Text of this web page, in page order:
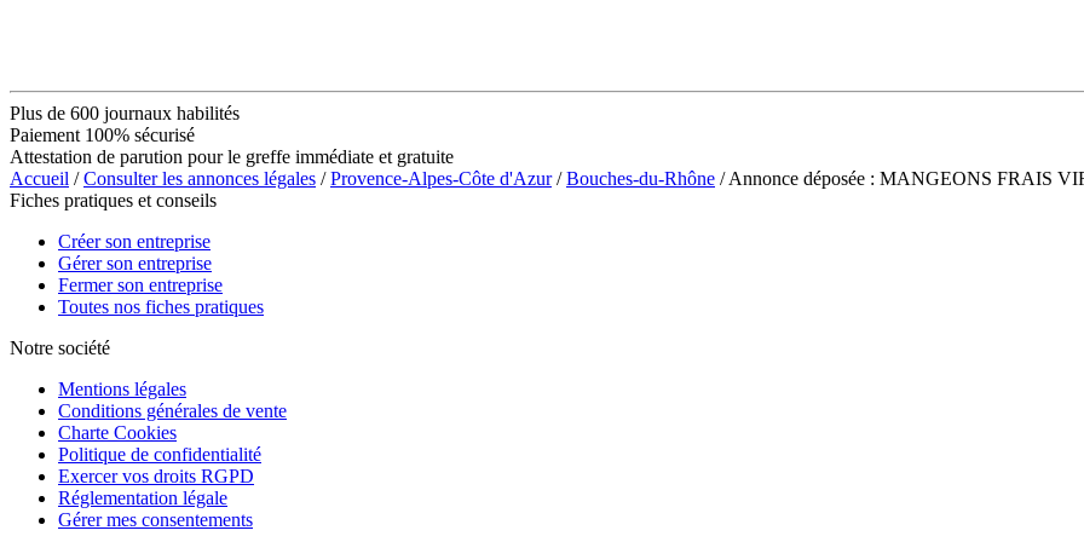
Plus de 600 journaux habilités
Paiement 100% sécurisé
Attestation de parution pour le greffe immédiate et gratuite
Accueil /Consulter les annonces légales /Provence-Alpes-Côte d'Azur/Bouches-du-Rhône / Annonce déposée : MANGEONS FRAIS
Fiches pratiques et conseils
Créer son entreprise
Gérer son entreprise
Fermer son entreprise
Toutes nos fiches pratiques
Notre société
Mentions légales
Conditions générales de vente
Charte Cookies
Politique de confidentialité
Exercer vos droits RGPD
Réglementation légale
Gérer mes consentements